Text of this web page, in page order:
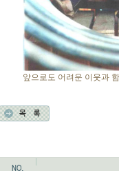
앞으로도 어려운 이웃과